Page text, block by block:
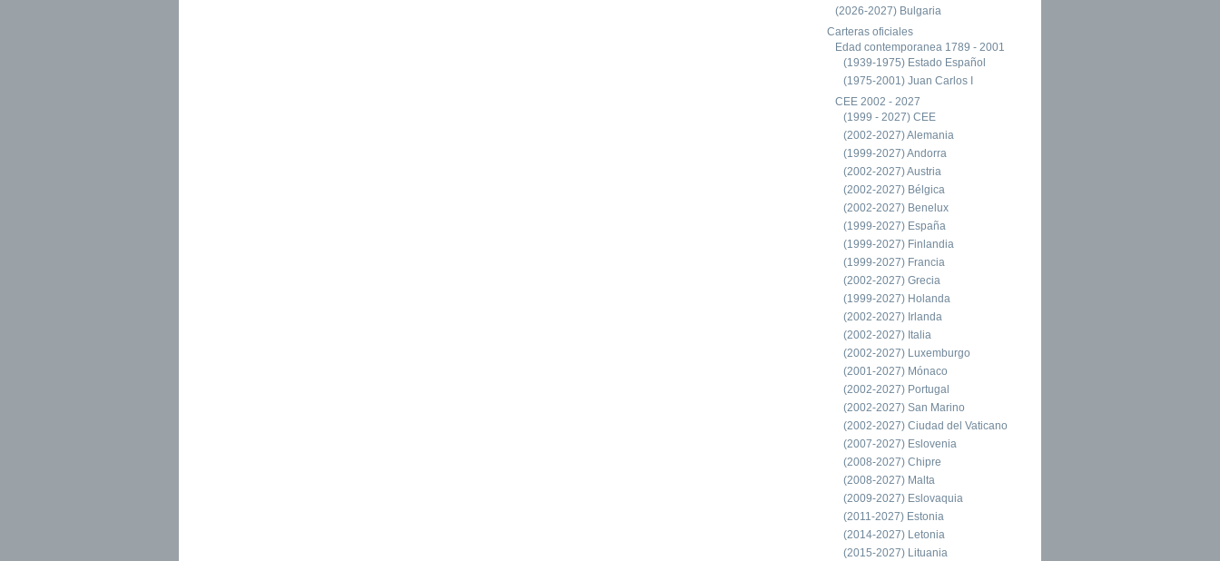
(2026-2027) Bulgaria
Carteras oficiales
Edad contemporanea 1789 - 2001
(1939-1975) Estado Español
(1975-2001) Juan Carlos I
CEE 2002 - 2027
(1999 - 2027) CEE
(2002-2027) Alemania
(1999-2027) Andorra
(2002-2027) Austria
(2002-2027) Bélgica
(2002-2027) Benelux
(1999-2027) España
(1999-2027) Finlandia
(1999-2027) Francia
(2002-2027) Grecia
(1999-2027) Holanda
(2002-2027) Irlanda
(2002-2027) Italia
(2002-2027) Luxemburgo
(2001-2027) Mónaco
(2002-2027) Portugal
(2002-2027) San Marino
(2002-2027) Ciudad del Vaticano
(2007-2027) Eslovenia
(2008-2027) Chipre
(2008-2027) Malta
(2009-2027) Eslovaquia
(2011-2027) Estonia
(2014-2027) Letonia
(2015-2027) Lituania